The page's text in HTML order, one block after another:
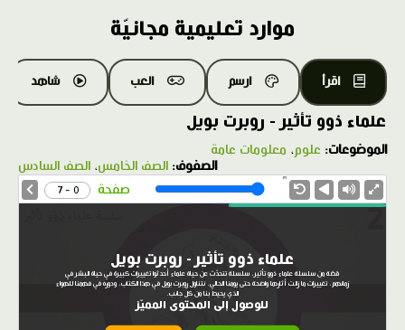
موارد تعليمية مجانيّة
اقرأ ارسم العب شاهد
علماء ذوو تأثير - روبرت بويل
الموضوعات: علوم، معلومات عامة
الصفوف: الصف الخامس، الصف السادس
صفحة 0 - 7
علماء ذوو تأثير - روبرت بويل
قصّة من سلسلة علماء ذوو تأثير، سلسلة تتحدّث عن حياة علماء أحدثوا تغييرات كبيرة في حياة البشر في
زمانهم، تغييرات ما زالت أثارها واضحة حتى يومنا الحالي. نتناول روبرت بويل في هذا الكتاب، ودوره في فهمنا للهواء
الذي يحيط بنا من كل جانب.
للوصول إلى المحتوى المميّز